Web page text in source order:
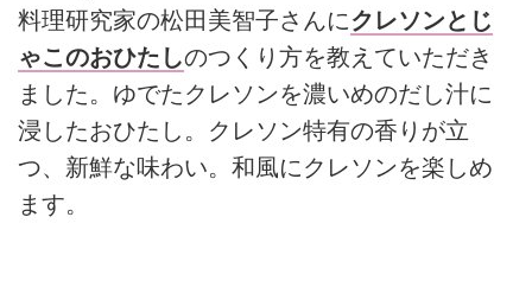
料理研究家の松田美智子さんにクレソンとじ
ゃこのおひたしのつくり方を教えていただき
ました。ゆでたクレソンを濃いめのだし汁に
浸したおひたし。クレソン特有の香りが立
つ、新鮮な味わい。和風にクレソンを楽しめ
ます。